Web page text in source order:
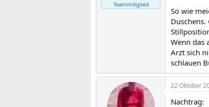
Teammitglied
So wie
Wenn das
Arzt sich
schlauen
22 Oktober
Nachtrag: